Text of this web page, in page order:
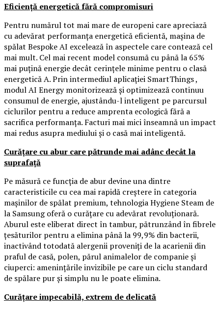
Eficiență energetică fără compromisuri
Pentru numărul tot mai mare de europeni care apreciază
cu adevărat performanța energetică eficientă, mașina de
spălat Bespoke AI excelează în aspectele care contează cel
mai mult. Cel mai recent model consumă cu până la 65%
mai puțină energie decât cerințele minime pentru o clasă
energetică A. Prin intermediul aplicației SmartThings ,
modul AI Energy monitorizează și optimizează continuu
consumul de energie, ajustându-l inteligent pe parcursul
ciclurilor pentru a reduce amprenta ecologică fără a
sacrifica performanța. Facturi mai mici înseamnă un impact
mai redus asupra mediului și o casă mai inteligentă.
Curățare cu abur care pătrunde mai adânc decât la
suprafață
Pe măsură ce funcția de abur devine una dintre
caracteristicile cu cea mai rapidă creștere în categoria
mașinilor de spălat premium, tehnologia Hygiene Steam de
la Samsung oferă o curățare cu adevărat revoluționară.
Aburul este eliberat direct în tambur, pătrunzând în fibrele
țesăturilor pentru a elimina până la 99,9% din bacterii,
inactivând totodată alergenii proveniți de la acarienii din
praful de casă, polen, părul animalelor de companie și
ciuperci: amenințările invizibile pe care un ciclu standard
de spălare pur și simplu nu le poate elimina.
Curățare impecabilă, extrem de delicată